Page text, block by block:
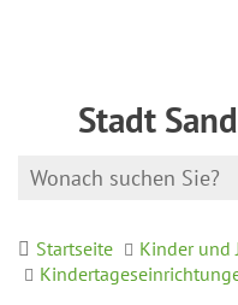
Stadt
Startseite
Kinder und